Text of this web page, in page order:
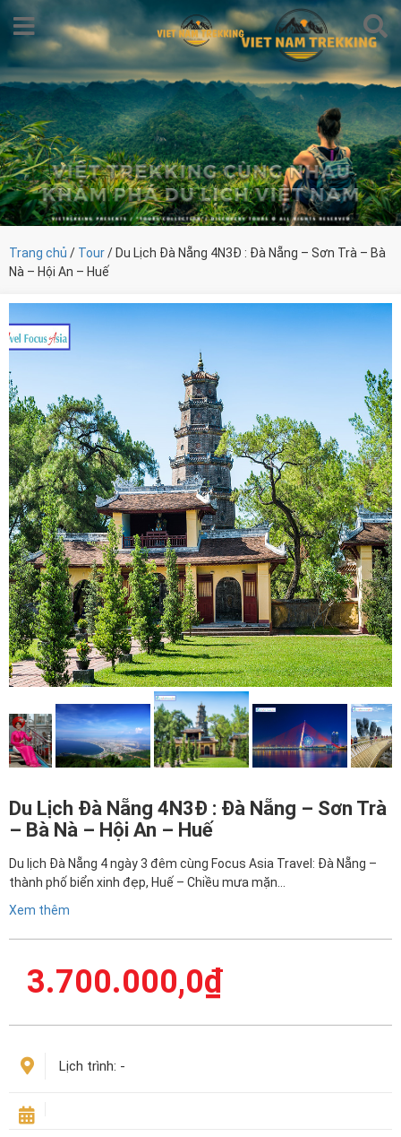
Trang chủ / Tour/ Du Lịch Đà Nẵng 4N3Đ : Đà Nẵng – Sơn Trà – Bà
Nà – Hội An – Huế
Du Lịch Đà Nẵng 4N3Đ : Đà Nẵng – Sơn Trà
– Bà Nà – Hội An – Huế
Du lịch Đà Nẵng 4 ngày 3 đêm cùng Focus Asia Travel: Đà Nẵng –
thành phố biển xinh đẹp, Huế – Chiều mưa mặn…
Xem thêm
3.700.000,0₫
Lịch trình: -